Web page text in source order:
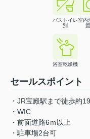
バストイレ
別
室内
浴室乾燥機
セールスポイント
・JR宝殿駅まで徒歩約
・WIC
・前面道路6ｍ以上
・駐車場2台可